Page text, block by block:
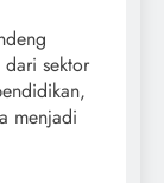
sektor
menjadi